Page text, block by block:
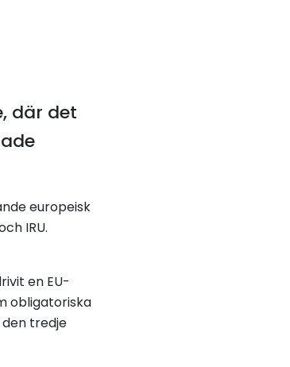
där det
europeisk
IRU.
en EU-
obligatoriska
tredje